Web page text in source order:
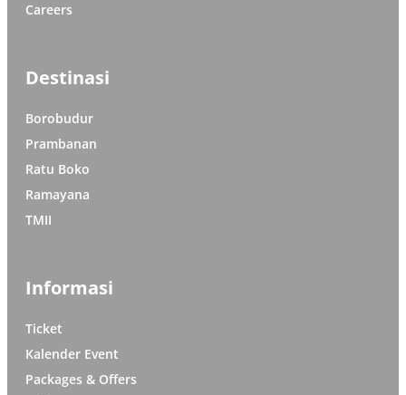
Careers
Destinasi
Borobudur
Prambanan
Ratu Boko
Ramayana
TMII
Informasi
Ticket
Kalender Event
Packages & Offers